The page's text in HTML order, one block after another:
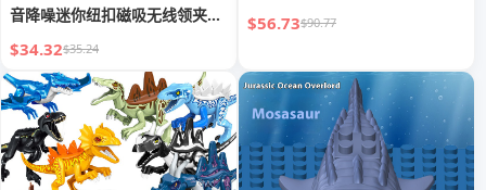
音降噪迷你纽扣磁吸无线领夹麦
克风
$34.32$35.24
$56.73$90.77